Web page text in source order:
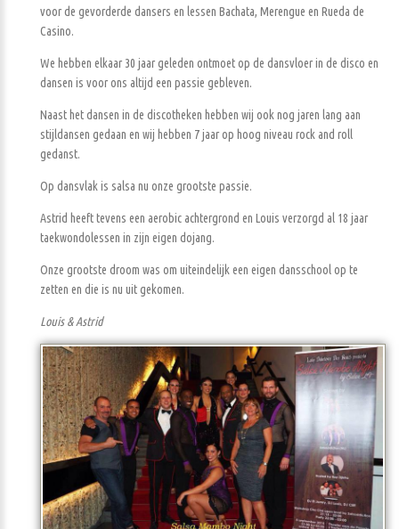
voor de gevorderde dansers en lessen Bachata, Merengue en Rueda de
Casino.
We hebben elkaar 30 jaar geleden ontmoet op de dansvloer in de disco en
dansen is voor ons altijd een passie gebleven.
Naast het dansen in de discotheken hebben wij ook nog jaren lang aan
stijldansen gedaan en wij hebben 7 jaar op hoog niveau rock and roll
gedanst.
Op dansvlak is salsa nu onze grootste passie.
Astrid heeft tevens een aerobic achtergrond en Louis verzorgd al 18 jaar
taekwondolessen in zijn eigen dojang.
Onze grootste droom was om uiteindelijk een eigen dansschool op te
zetten en die is nu uit gekomen.
Louis & Astrid